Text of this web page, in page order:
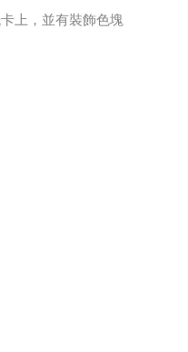
上，並有裝飾色塊